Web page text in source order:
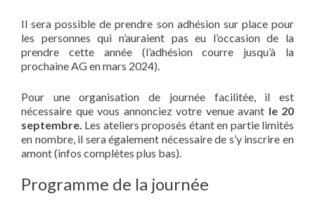
Il sera possible de prendre son adhésion sur place pour
les personnes qui n’auraient pas eu l’occasion de la
prendre cette année (l’adhésion courre jusqu’à la
prochaine AG en mars 2024).
Pour une organisation de journée facilitée, il est
nécessaire que vous annonciez votre venue avant le 20
septembre. Les ateliers proposés étant en partie limités
en nombre, il sera également nécessaire de s’y inscrire en
amont (infos complètes plus bas).
Programme de la journée